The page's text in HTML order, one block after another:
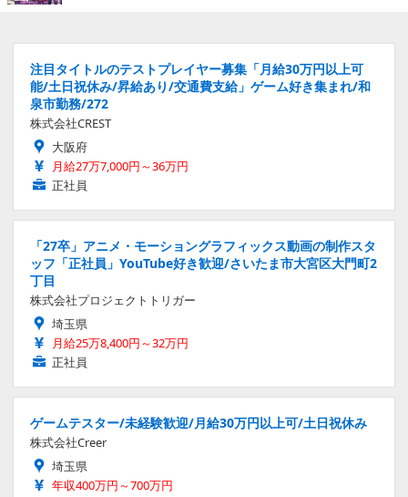
注目タイトルのテストプレイヤー募集「月給30万円以上可
能/土日祝休み/昇給あり/交通費支給」ゲーム好き集まれ/和
泉市勤務/272
株式会社CREST
大阪府
月給27万7,000円～36万円
正社員
「27卒」アニメ・モーショングラフィックス動画の制作スタ
ッフ「正社員」YouTube好き歓迎/さいたま市大宮区大門町2
丁目
株式会社プロジェクトトリガー
埼玉県
月給25万8,400円～32万円
正社員
ゲームテスター/未経験歓迎/月給30万円以上可/土日祝休み
株式会社Creer
埼玉県
年収400万円～700万円